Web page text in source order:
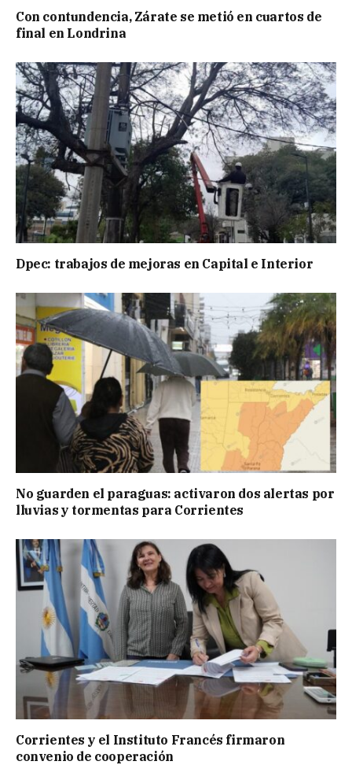
Con contundencia, Zárate se metió en cuartos de
final en Londrina
Dpec: trabajos de mejoras en Capital e Interior
No guarden el paraguas: activaron dos alertas por
lluvias y tormentas para Corrientes
Corrientes y el Instituto Francés firmaron
convenio de cooperación